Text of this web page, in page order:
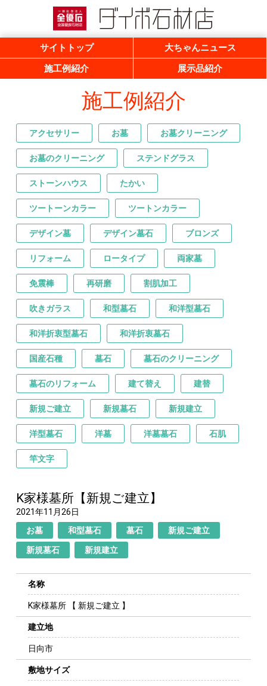
一般社団法人 全優石 全国優良石材店
サイトトップ
大ちゃんニュース
施工例紹介
展示品紹介
施工例紹介
アクセサリー お墓 お墓クリーニング
お墓のクリーニング ステンドグラス
ストーンハウス たかい
ツートーンカラー ツートンカラー
デザイン墓 デザイン墓石 ブロンズ
リフォーム ロータイプ 両家墓
免震棒 再研磨 割肌加工
吹きガラス 和型墓石 和洋型墓石
和洋折衷型墓石 和洋折衷墓石
国産石種 墓石 墓石のクリーニング
墓石のリフォーム 建て替え 建替
新規ご建立 新規墓石 新規建立
洋型墓石 洋墓 洋墓墓石 石肌
竿文字
K家様墓所【新規ご建立】
2021年11月26日
お墓
和型墓石 墓石 新規ご建立
新規墓石 新規建立
名称
K家様墓所 【 新規ご建立 】
建立地
日向市
敷地サイズ